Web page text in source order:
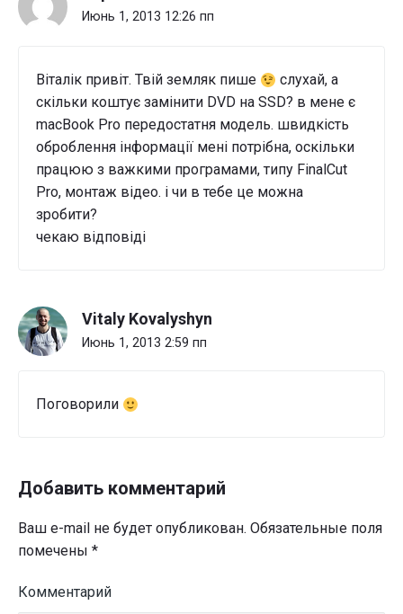
Июнь 1, 2013 12:26 пп
Віталік привіт. Твій земляк пише
слухай, а
скільки коштує замінити DVD на SSD? в мене є
macBook Pro передостатня модель. швидкість
оброблення інформації мені потрібна, оскільки
працюю з важкими програмами, типу FinalCut
Pro, монтаж відео. і чи в тебе це можна
зробити?
чекаю відповіді
Vitaly Kovalyshyn
Июнь 1, 2013 2:59 пп
Поговорили
Добавить комментарий
Ваш e-mail не будет опубликован. Обязательные поля
помечены *
Комментарий